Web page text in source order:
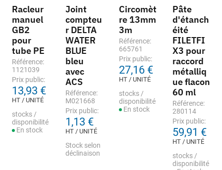
Racleur
manuel
GB2
pour
tube PE
Référence:
1121039
Prix public:
13,93 €
HT / UNITÉ
stocks /
disponibilité
En stock
Joint
compteu
r DELTA
WATER
BLUE
bleu
avec
ACS
Référence:
M021668
Prix public:
1,13 €
HT / UNITÉ
Stock selon
déclinaison
Circomèt
re 13mm
3m
Référence:
665761
Prix public:
27,16 €
HT / UNITÉ
stocks /
disponibilité
En stock
Pâte
d'étanch
éité
FILETFI
X3 pour
raccord
métalliq
ue flacon
60 ml
Référence:
280114
Prix public:
59,91 €
HT / UNITÉ
stocks /
disponibilité